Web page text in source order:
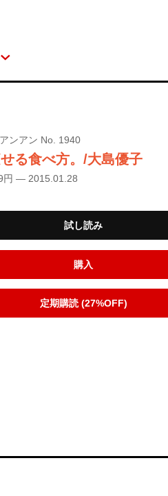
ンアン No. 1940
る食べ方。/大島優子
円 — 2015.01.28
試し読み
購入
定期購読 (27%OFF)